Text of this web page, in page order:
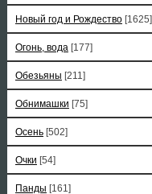
Новый год и Рождество [1625]
Огонь, вода [177]
Обезьяны [211]
Обнимашки [75]
Осень [502]
Очки [54]
Панды [161]